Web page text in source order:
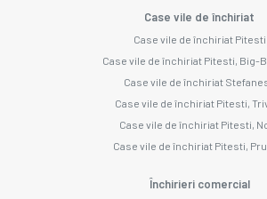
Case vile de închiriat
Case vile de închiriat Pitesti
Case vile de închiriat Pitesti, Big-
Case vile de închiriat
Case vile de închiriat Pitesti,
Case vile de închiriat Pitesti,
Case vile de închiriat Pitesti,
Închirieri comercial